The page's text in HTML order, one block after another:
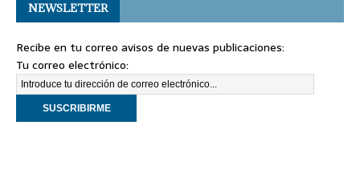
NEWSLETTER
Recibe en tu correo avisos de nuevas publicaciones:
Tu correo electrónico: